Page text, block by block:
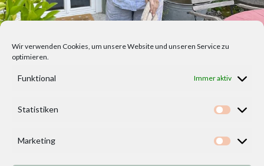
Wir verwenden Cookies, um unsere Website und unseren Service zu
optimieren.
Funktional Immer aktiv
Statistiken
Marketing